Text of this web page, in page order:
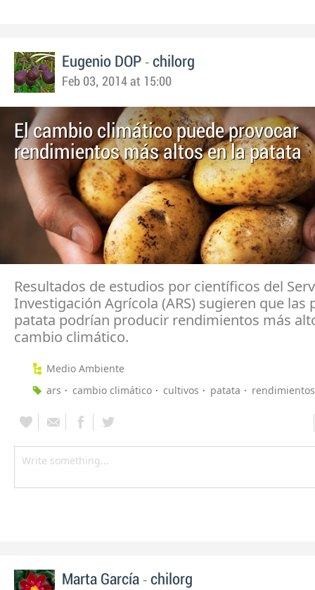
Eugenio DOP - chilorg
Feb 03, 2014 at 15:00
El cambio climático puede provocar
rendimientos más altos en la patata
Resultados de estudios por científicos del
Investigación Agrícola (ARS) sugieren que las
patata podrían producir rendimientos más
cambio climático.
Medio Ambiente
ars
cambio climático cultivos patata rendimientos
Marta García - chilorg